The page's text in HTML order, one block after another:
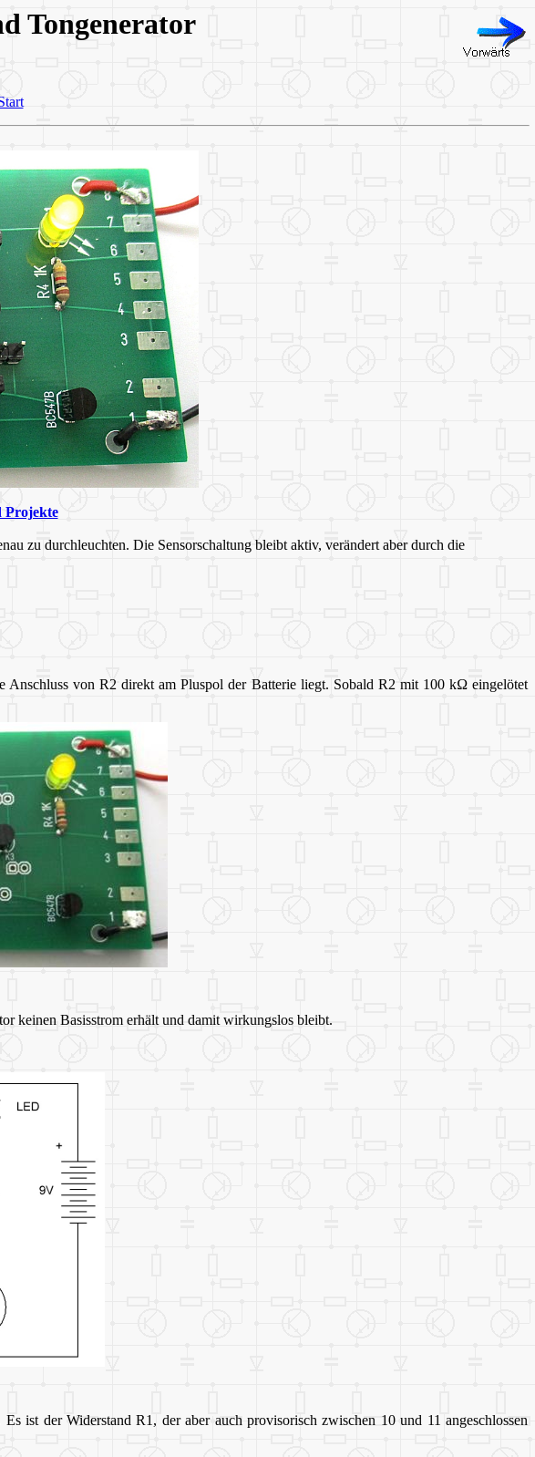
Tongenerator
Projekte
zu durchleuchten. Die Sensorschaltung bleibt aktiv, verändert aber durch die
Anschluss von R2 direkt am Pluspol der Batterie liegt. Sobald R2 mit 100 kΩeingelötet
keinen Basisstrom erhält und damit wirkungslos bleibt.
ist der Widerstand R1, der aber auch provisorisch zwischen 10 und 11 angeschlossen